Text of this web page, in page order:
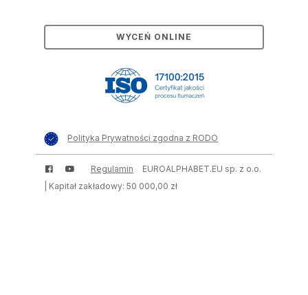
WYCEŃ ONLINE
Polityka Prywatności zgodna z RODO
Regulamin
EUROALPHABET.EU sp. z o.o.
| Kapitał zakładowy: 50 000,00 zł